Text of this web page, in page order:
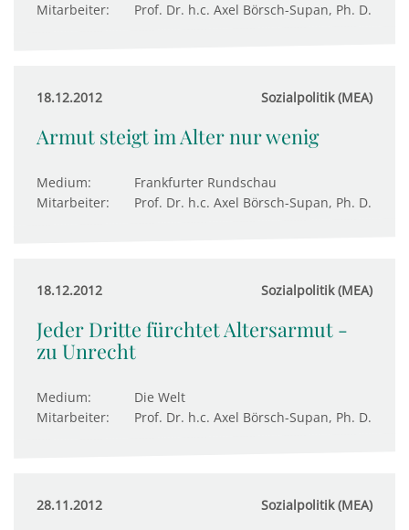
Mitarbeiter:
Prof. Dr. h.c. Axel Börsch-Supan, Ph. D.
18.12.2012 Sozialpolitik (MEA)
Armut steigt im Alter nur wenig
Medium:
Frankfurter Rundschau
Mitarbeiter:
Prof. Dr. h.c. Axel Börsch-Supan, Ph. D.
18.12.2012 Sozialpolitik (MEA)
Jeder Dritte fürchtet Altersarmut -
zu Unrecht
Medium:
Die Welt
Mitarbeiter:
Prof. Dr. h.c. Axel Börsch-Supan, Ph. D.
28.11.2012 Sozialpolitik (MEA)